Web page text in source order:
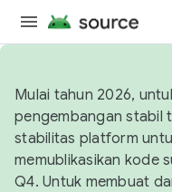
Mulai tahun 2026,
pengembangan stabil
stabilitas platform
memublikasikan kode
Q4. Untuk membuat